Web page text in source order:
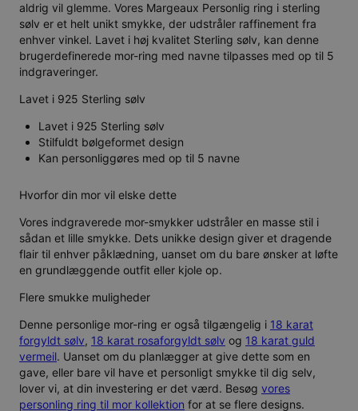
aldrig vil glemme. Vores Margeaux Personlig ring i sterling
sølv er et helt unikt smykke, der udstråler raffinement fra
enhver vinkel. Lavet i høj kvalitet Sterling sølv, kan denne
brugerdefinerede mor-ring med navne tilpasses med op til 5
indgraveringer.
Lavet i 925 Sterling sølv
Lavet i 925 Sterling sølv
Stilfuldt bølgeformet design
Kan personliggøres med op til 5 navne
Hvorfor din mor vil elske dette
Vores indgraverede mor-smykker udstråler en masse stil i
sådan et lille smykke. Dets unikke design giver et dragende
flair til enhver påklædning, uanset om du bare ønsker at løfte
en grundlæggende outfit eller kjole op.
Flere smukke muligheder
Denne personlige mor-ring er også tilgængelig i 18 karat
forgyldt sølv, 18 karat rosaforgyldt sølv og 18 karat guld
vermeil. Uanset om du planlægger at give dette som en
gave, eller bare vil have et personligt smykke til dig selv,
lover vi, at din investering er det værd. Besøg vores
personling ring til mor kollektion for at se flere designs.